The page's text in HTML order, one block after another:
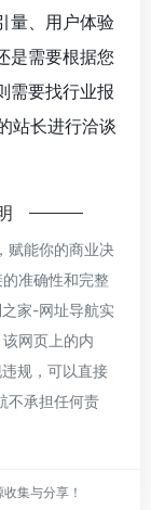
量、用户体验
是需要根据您
需要找行业报
站长进行洽谈
赋能你的商业决
准确性和完整
家-网址导航实
网页上的内
规，可以直接
不承担任何责
集与分享！